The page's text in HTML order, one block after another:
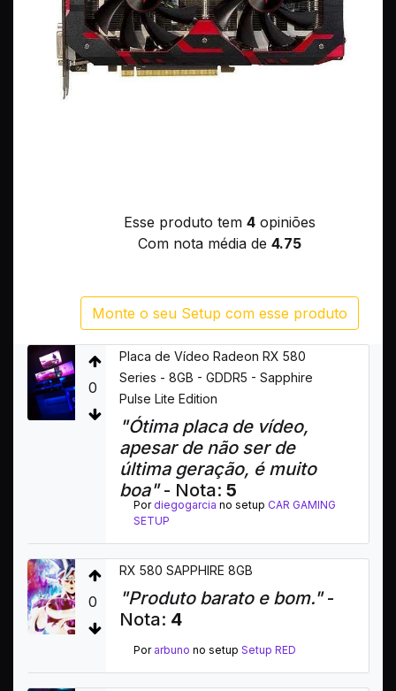
Esse produto tem 4opiniões
Com nota média de 4.75
Monte o seu Setup com esse produto
0
Placa de Vídeo Radeon RX 580
Series - 8GB - GDDR5 - Sapphire
Pulse Lite Edition
"Ótima placa de vídeo,
apesar de não ser de
última geração, é muito
boa"- Nota: 5
Por diegogarcia no setup CAR GAMING
SETUP
0
RX 580 SAPPHIRE 8GB
"Produto barato e bom."-
Nota: 4
Por arbuno no setup Setup RED